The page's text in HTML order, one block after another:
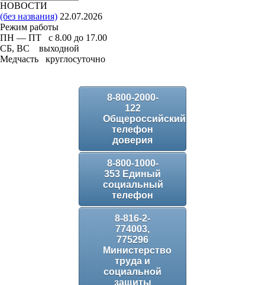
НОВОСТИ
(без названия) 22.07.2026
Режим работы
ПН — ПТ с 8.00 до 17.00
СБ, ВС выходной
Медчасть круглосуточно
8-800-2000-
122
Общероссийский
телефон
доверия
8-800-1000-
353 Единый
социальный
телефон
8-816-2-
774003,
775296
Министерство
труда и
социальной
защиты